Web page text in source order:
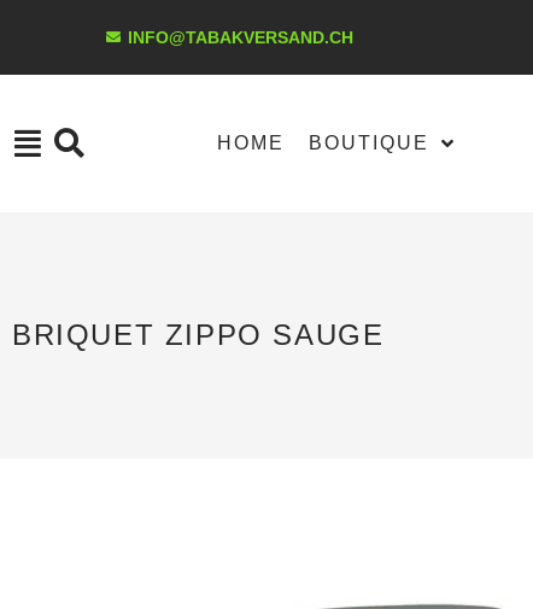
INFO@TABAKVERSAND.CH
HOME BOUTIQUE
BRIQUET ZIPPO SAUGE